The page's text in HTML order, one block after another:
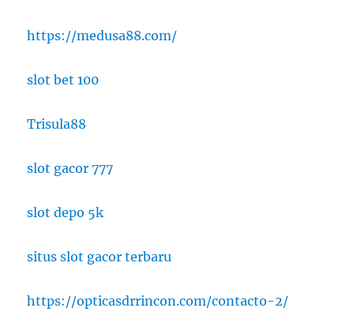
https://medusa88.com/
slot bet 100
Trisula88
slot gacor 777
slot depo 5k
situs slot gacor terbaru
https://opticasdrrincon.com/contacto-2/